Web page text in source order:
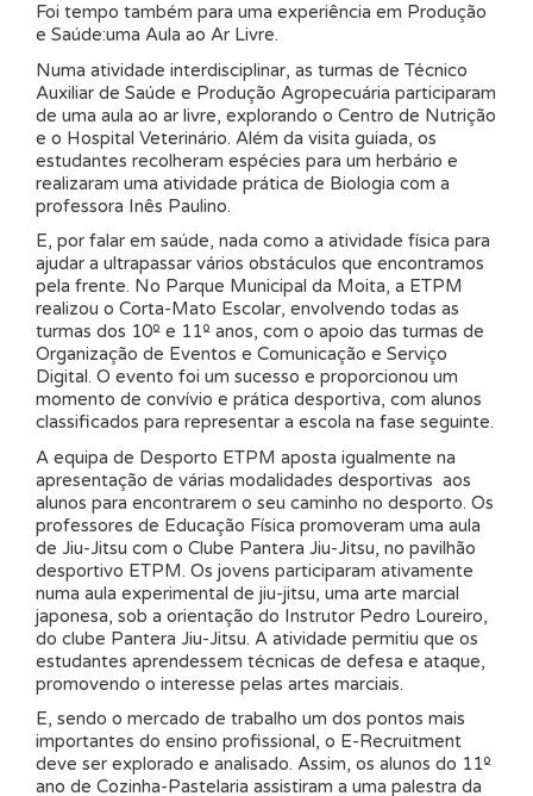
Foi tempo também para uma experiência em Produção
e Saúde:uma Aula ao Ar Livre.
Numa atividade interdisciplinar, as turmas de Técnico
Auxiliar de Saúde e Produção Agropecuária participaram
de uma aula ao ar livre, explorando o Centro de Nutrição
e o Hospital Veterinário. Além da visita guiada, os
estudantes recolheram espécies para um herbário e
realizaram uma atividade prática de Biologia com a
professora Inês Paulino.
E, por falar em saúde, nada como a atividade física para
ajudar a ultrapassar vários obstáculos que encontramos
pela frente. No Parque Municipal da Moita, a ETPM
realizou o Corta-Mato Escolar, envolvendo todas as
turmas dos 10º e 11º anos, com o apoio das turmas de
Organização de Eventos e Comunicação e Serviço
Digital. O evento foi um sucesso e proporcionou um
momento de convívio e prática desportiva, com alunos
classificados para representar a escola na fase seguinte.
A equipa de Desporto ETPM aposta igualmente na
apresentação de várias modalidades desportivas aos
alunos para encontrarem o seu caminho no desporto. Os
professores de Educação Física promoveram uma aula
de Jiu-Jitsu com o Clube Pantera Jiu-Jitsu, no pavilhão
desportivo ETPM. Os jovens participaram ativamente
numa aula experimental de jiu-jitsu, uma arte marcial
japonesa, sob a orientação do Instrutor Pedro Loureiro,
do clube Pantera Jiu-Jitsu. A atividade permitiu que os
estudantes aprendessem técnicas de defesa e ataque,
promovendo o interesse pelas artes marciais.
E, sendo o mercado de trabalho um dos pontos mais
importantes do ensino profissional, o E-Recruitment
deve ser explorado e analisado. Assim, os alunos do 11º
ano de Cozinha-Pastelaria assistiram a uma palestra da